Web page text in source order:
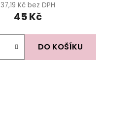
37,19 Kč bez DPH
45 Kč
DO KOŠÍKU